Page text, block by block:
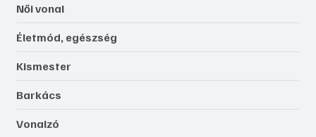
Női vonal
Életmód, egészség
Kismester
Barkács
Vonalzó